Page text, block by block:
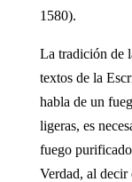
1580).
La tradición de
textos de la
habla de un
ligeras, es
fuego
Verdad, al decir